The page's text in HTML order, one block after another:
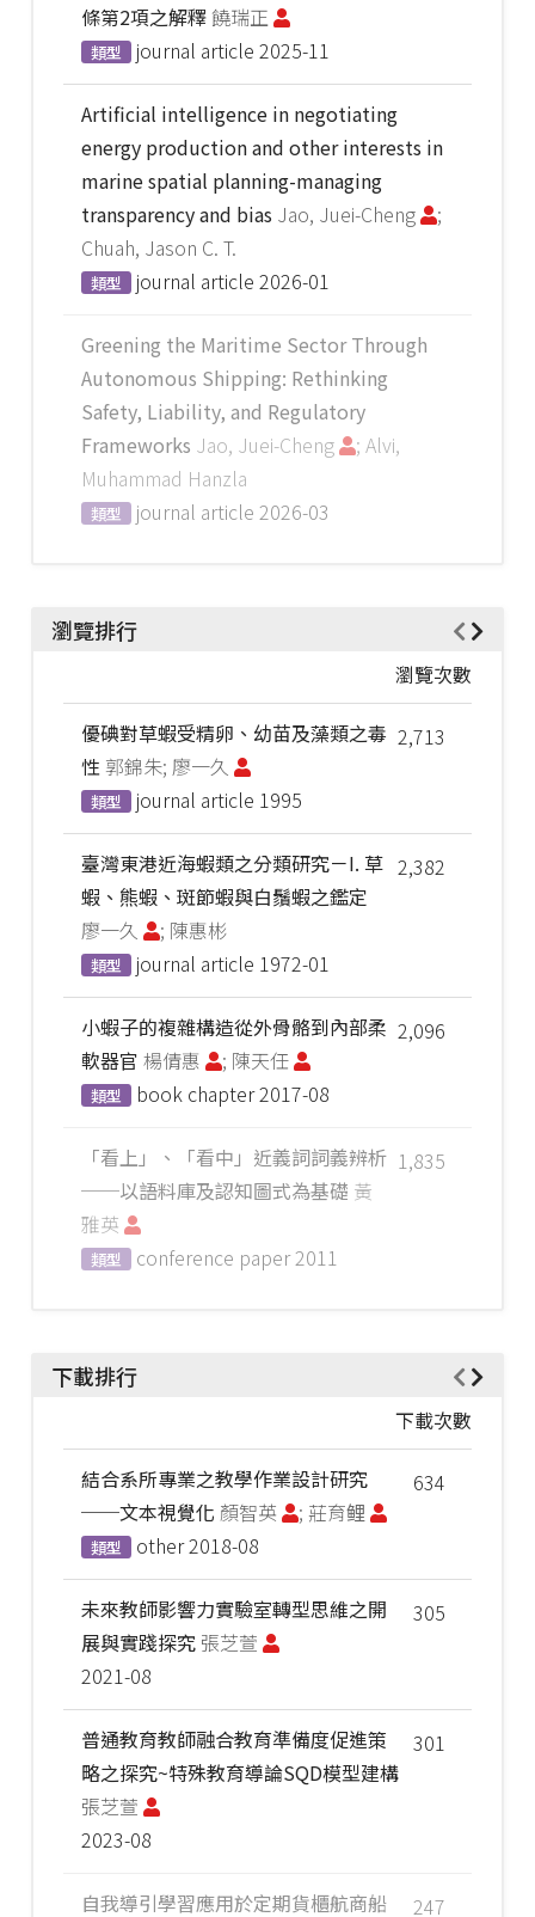
條第2項之解釋饒瑞正
類型 journal article 2025-11
Artificial intelligence in negotiating
energy production and other interests in
marine spatial planning-managing
transparency and bias Jao, Juei-Cheng
;
Chuah, Jason C. T.
類型 journal article 2026-01
Greening the Maritime Sector Through
Autonomous Shipping: Rethinking
Safety, Liability, and Regulatory
Frameworks Jao, Juei-Cheng
; Alvi,
Muhammad Hanzla
類型 journal article 2026-03
瀏覽排行
瀏覽次數
2,713
優碘對草蝦受精卵、幼苗及藻類之毒
性 郭錦朱; 廖一久
類型 journal article 1995
2,382
臺灣東港近海蝦類之分類研究－I. 草
蝦、熊蝦、斑節蝦與白鬚蝦之鑑定
廖一久
; 陳惠彬
類型 journal article 1972-01
2,096
小蝦子的複雜構造從外骨骼到內部柔
軟器官 楊倩惠 ; 陳天任
類型 book chapter2017-08
1,835
「看上」、「看中」近義詞詞義辨析
──以語料庫及認知圖式為基礎 黃
雅英
類型 conference paper2011
下載排行
下載次數
634
結合系所專業之教學作業設計研究
──文本視覺化 顏智英 ; 莊育鲤
類型 other2018-08
305
未來教師影響力實驗室轉型思維之開
展與實踐探究 張芝萱
2021-08
301
普通教育教師融合教育準備度促進策
略之探究~特殊教育導論SQD模型建構
張芝萱
2023-08
247
自我導引學習應用於定期貨櫃航商船